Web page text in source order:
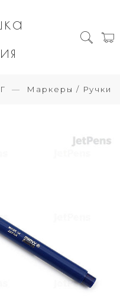
Маркеры / Ручки